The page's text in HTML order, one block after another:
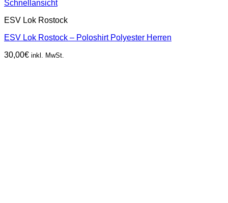
Schnellansicht
ESV Lok Rostock
ESV Lok Rostock – Poloshirt Polyester Herren
30,00€ inkl. MwSt.